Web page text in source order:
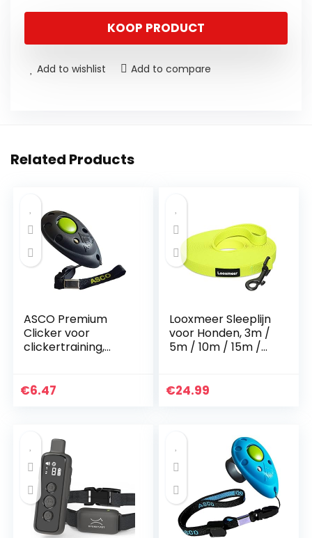
KOOP PRODUCT
Add to wishlist Add to compare
Related Products
ASCO Premium
Clicker voor
clickertraining,
professionele
€6.47
Looxmeer Sleeplijn
voor Honden, 3m /
5m / 10m / 15m /
Hondenlijn
Karabijnhaak
€24.99